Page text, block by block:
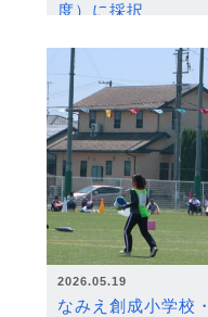
度）に採択
2026.05.19
なみえ創成小学校